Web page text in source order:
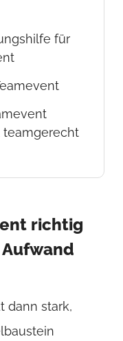
für
teamgerecht
richtig
dann stark,